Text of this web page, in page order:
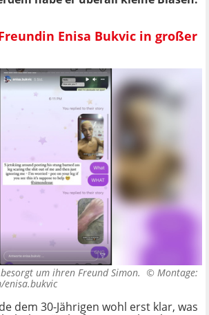
Enisa Bukvic in großer
besorgt um ihren Freund Simon. © Montage:
enisa.bukvic
dem 30-Jährigen wohl erst klar, was